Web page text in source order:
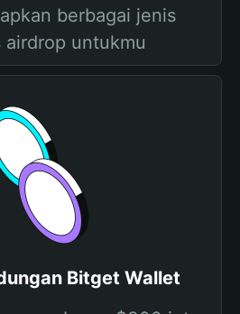
berbagai jenis
airdrop untukmu
Bitget Wallet